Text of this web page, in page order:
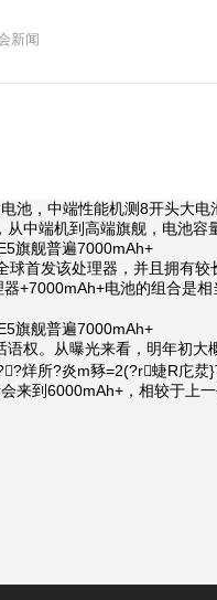
新闻
，中端性能机测8开头大电
中端机到高端旗舰，电池容
发该处理器，并且拥有较
+7000mAh+电池的组合是
。从曝光来看，明年初大
烊所?炎m豩=2(?r蜨R庀
到6000mAh+，相较于上一